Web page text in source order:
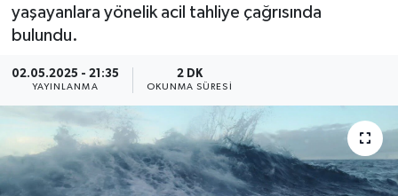
yaşayanlara yönelik acil tahliye çağrısında
bulundu.
02.05.2025 - 21:35
YAYINLANMA
2 DK
OKUNMA SÜRESI
MAGAZİN